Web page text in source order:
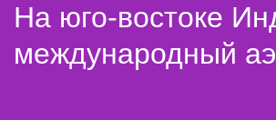
На юго-востоке
международный